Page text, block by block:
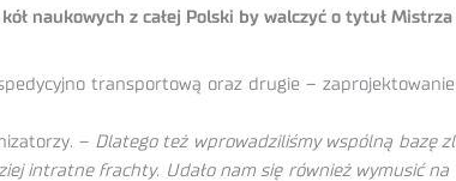
naukowych z całej Polski by walczyć o tytuł
transportową oraz drugie –
– Dlatego też wprowadziliśmy wspólną bazę
intratne frachty. Udało nam się również wymusić